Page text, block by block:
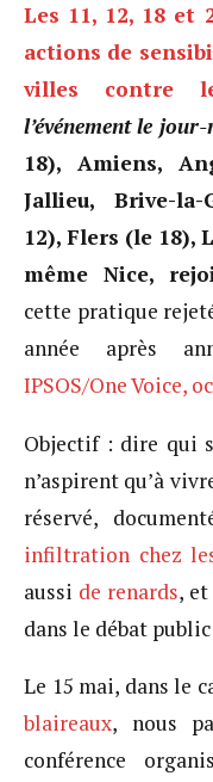
Les 11, 12, 18 et
actions de
villes contre
l’événement le jour-
18), Amiens,
Jallieu, Brive-
12), Flers (le 18),
même Nice,
cette pratique
année après
IPSOS/One Voice,
Objectif : dire qui
n’aspirent qu’à
réservé,
infiltration chez
aussi de renards,
dans le débat public
Le 15 mai, dans le
blaireaux, nous
conférence